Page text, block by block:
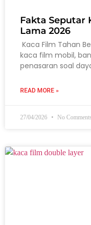
Fakta Seputar
Lama 2026
Kaca Film Tahan
kaca film mobil,
penasaran soal
READ MORE »
27/04/2026 No Comments